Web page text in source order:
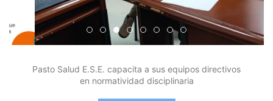
Edicto Emplazatorio a los Afiliados en el Régimen
Pasto Salud ESE lidera gestión institucional
Pasto Salud E.S.E. capacita a sus equipos
Último día para inscripciones en
Viceministro garantiza
Mil pesos que salvan vidas:
Cápsula 18-26 - Reporte
Cápsula 17-26 -
Pasto Salud E.S.E. capacita a sus equipos directivos
en normatividad disciplinaria